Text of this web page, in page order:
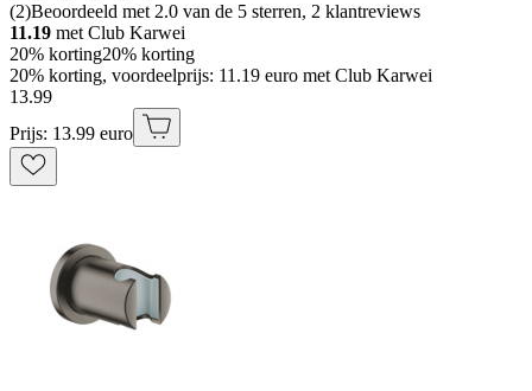
(2)Beoordeeld met 2.0 van de 5 sterren, 2 klantreviews
11.19 met Club Karwei
20% korting20% korting
20% korting, voordeelprijs: 11.19 euro met Club Karwei
13.99
Prijs: 13.99 euro